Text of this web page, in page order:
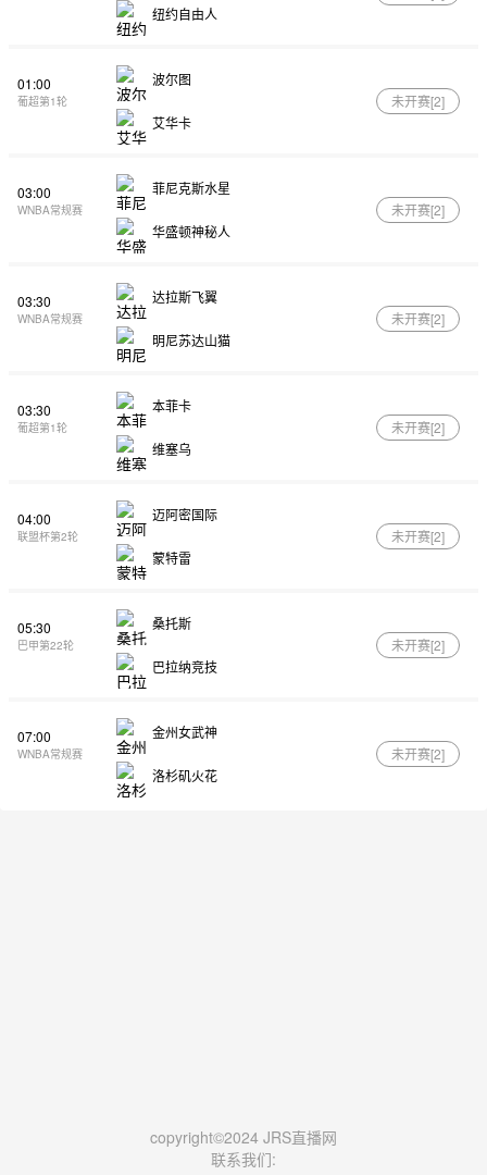
纽约自由人
01:00
葡超第1轮
波尔图
艾华卡
未开赛[2]
03:00
WNBA常规赛
菲尼克斯水星
华盛顿神秘人
未开赛[2]
03:30
WNBA常规赛
达拉斯飞翼
明尼苏达山猫
未开赛[2]
03:30
葡超第1轮
本菲卡
维塞乌
未开赛[2]
04:00
联盟杯第2轮
迈阿密国际
蒙特雷
未开赛[2]
05:30
巴甲第22轮
桑托斯
巴拉纳竞技
未开赛[2]
07:00
WNBA常规赛
金州女武神
洛杉矶火花
未开赛[2]
copyright©2024 JRS直播网
联系我们: